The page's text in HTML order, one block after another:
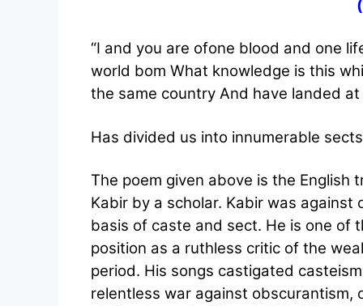
“I and you are ofone blood and one
world bom What knowledge is this
the same country And have landed
Has divided us into innumerable
The poem given above is the
Kabir by a scholar. Kabir was
basis of caste and sect. He is one of
position as a ruthless critic of the
period. His songs castigated
relentless war against obscurantism,